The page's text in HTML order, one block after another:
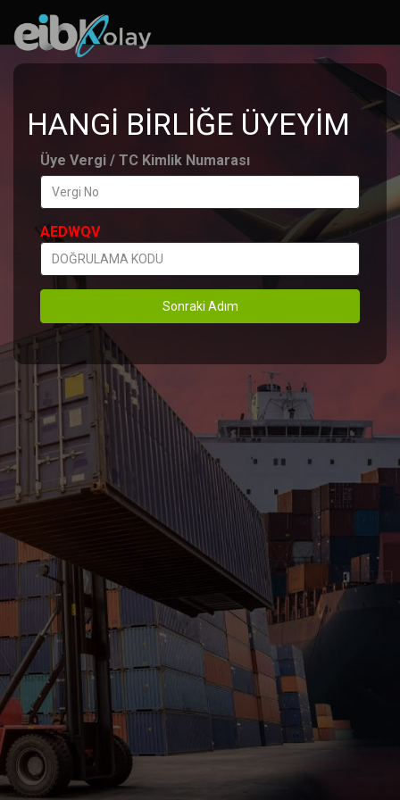
HANGİ BİRLİĞE ÜYEYİM
Üye Vergi / TC Kimlik Numarası
AEDWQV